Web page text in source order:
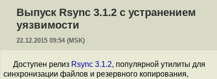
Выпуск Rsync 3.1.2 c устранением
уязвимости
22.12.2015 09:54 (MSK)
Доступен релиз Rsync 3.1.2, популярной утилиты для
синхронизации файлов и резервного копирования,